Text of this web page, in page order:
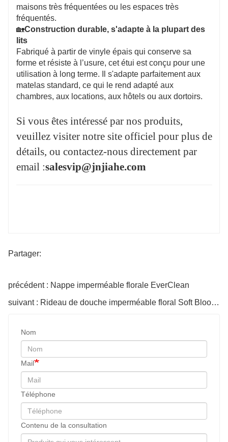
maisons très fréquentées ou les espaces très
fréquentés.
🏡Construction durable, s'adapte à la plupart des
lits
Fabriqué à partir de vinyle épais qui conserve sa
forme et résiste à l’usure, cet étui est conçu pour une
utilisation à long terme. Il s'adapte parfaitement aux
matelas standard, ce qui le rend adapté aux
chambres, aux locations, aux hôtels ou aux dortoirs.
Si vous êtes intéressé par nos produits,
veuillez visiter notre site officiel pour plus de
détails, ou contactez-nous directement par
email :salesvip@jnjiahe.com
Partager:
précédent : Nappe imperméable florale EverClean
suivant : Rideau de douche imperméable floral Soft Bloom | Rénovation de salle de bain confortable et élégante
Nom
Mail
Téléphone
Contenu de la consultation